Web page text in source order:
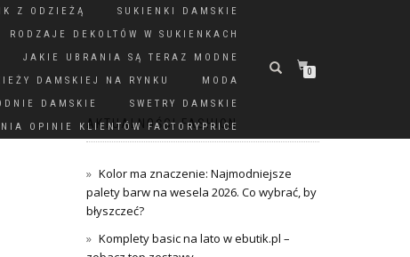
Z ODZIEŻĄ
SUKIENKI DAMSKIE
RODZAJE DEKOLTÓW W SUKIENKACH
JAKIE UBRANIA SĄ TERAZ MODNE
DAMSKIEJ NA RYNKU
MODA
DAMSKIE
SWETRY DAMSKIE
OPINIE KLIENTÓW FACTORYPRICE
0
AKTUALNOŚCI FASHION
Kolor ma znaczenie: Najmodniejsze
palety barw na wesela 2026. Co wybrać, by
błyszczeć?
Komplety basic na lato w ebutik.pl –